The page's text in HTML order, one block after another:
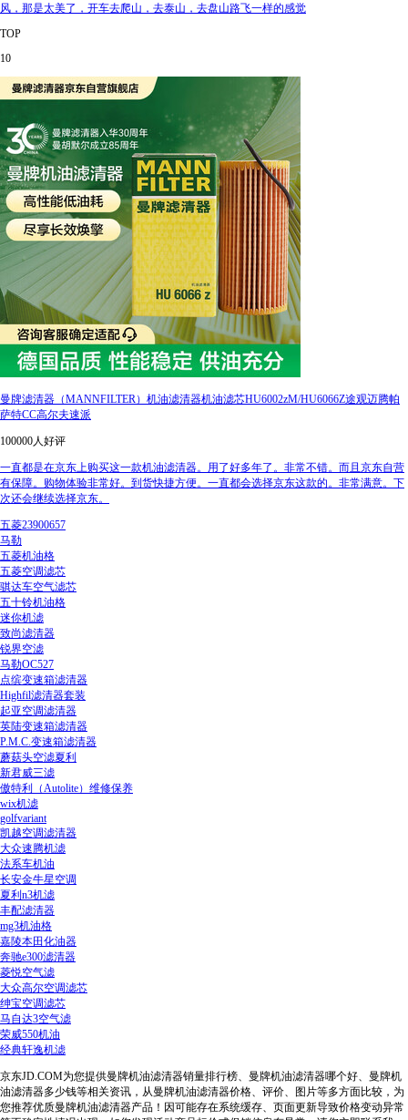
风，那是太美了，开车去爬山，去泰山，去盘山路飞一样的感觉
TOP
10
曼牌滤清器（MANNFILTER）机油滤清器机油滤芯HU6002zM/HU6066Z途观迈腾帕
萨特CC高尔夫速派
100000人好评
一直都是在京东上购买这一款机油滤清器。用了好多年了。非常不错。而且京东自营
有保障。购物体验非常好。到货快捷方便。一直都会选择京东这款的。非常满意。下
次还会继续选择京东。
五菱23900657
马勒
五菱机油格
五菱空调滤芯
骐达车空气滤芯
五十铃机油格
迷你机滤
致尚滤清器
锐界空滤
马勒OC527
点缤变速箱滤清器
Highfil滤清器套装
起亚空调滤清器
英陆变速箱滤清器
P.M.C.变速箱滤清器
蘑菇头空滤夏利
新君威三滤
傲特利（Autolite）维修保养
wix机滤
golfvariant
凯越空调滤清器
大众速腾机滤
法系车机油
长安金牛星空调
夏利n3机滤
丰配滤清器
mg3机油格
嘉陵本田化油器
奔驰e300滤清器
菱悦空气滤
大众高尔空调滤芯
绅宝空调滤芯
马自达3空气滤
荣威550机油
经典轩逸机滤
京东JD.COM为您提供曼牌机油滤清器销量排行榜、曼牌机油滤清器哪个好、曼牌机
油滤清器多少钱等相关资讯，从曼牌机油滤清器价格、评价、图片等多方面比较，为
您推荐优质曼牌机油滤清器产品！因可能存在系统缓存、页面更新导致价格变动异常